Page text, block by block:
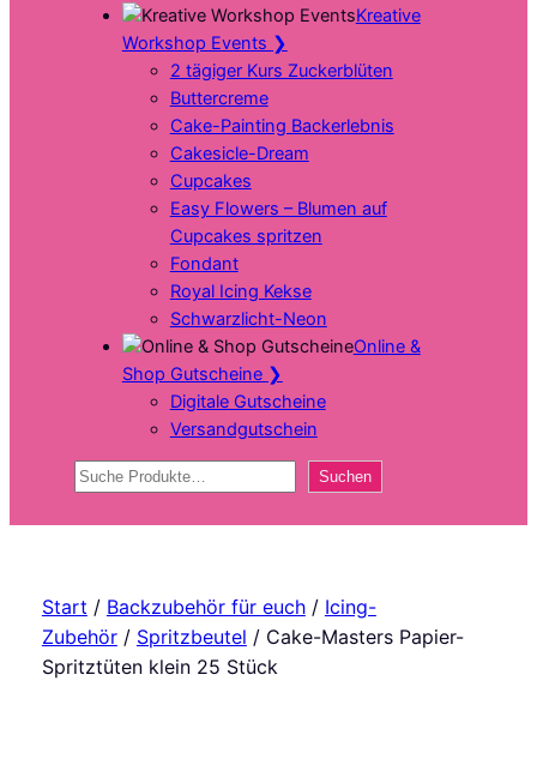
Kreative
Workshop Events ❯
2 tägiger Kurs Zuckerblüten
Buttercreme
Cake-Painting Backerlebnis
Cakesicle-Dream
Cupcakes
Easy Flowers – Blumen auf
Cupcakes spritzen
Fondant
Royal Icing Kekse
Schwarzlicht-Neon
Online &
Shop Gutscheine ❯
Digitale Gutscheine
Versandgutschein
Suchen Suchen
Start / Backzubehör für euch/ Icing-
Zubehör/ Spritzbeutel / Cake-Masters Papier-
Spritztüten klein 25 Stück